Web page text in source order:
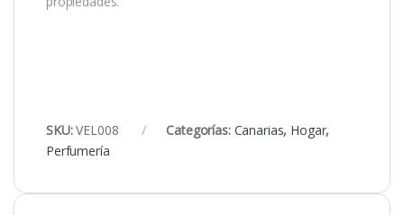
SKU:VEL008 Categorías: Canarias, Hogar,
Perfumería